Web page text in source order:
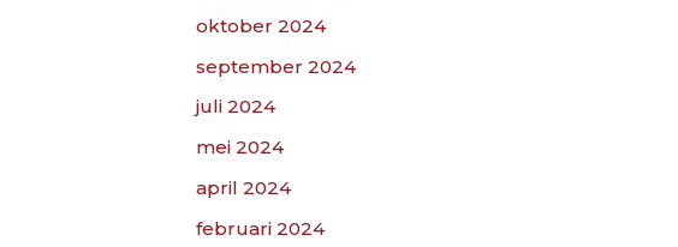
oktober 2024
september 2024
juli 2024
mei 2024
april 2024
februari 2024